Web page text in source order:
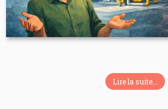
Lire la suite...